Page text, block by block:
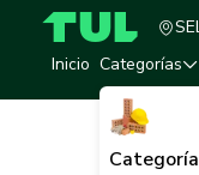
TUL - Tu
Inicio Categorías